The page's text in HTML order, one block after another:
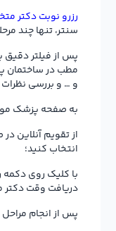
رزرو نوبت دکتر
سنتر، تنها چند
پس از فیلتر
مطب در ساختمان
و … و بررسی نظرات
به صفحه پزشک
از تقویم آنلاین
انتخاب کنید؛
با کلیک روی دکمه
دریافت وقت
پس از انجام